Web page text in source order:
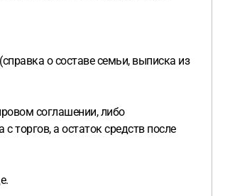
о составе семьи, выписка из
соглашении, либо
торгов, а остаток средств после